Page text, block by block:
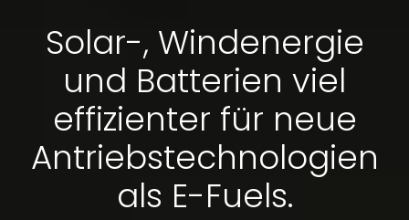
Solar-, Windenergie
und Batterien viel
effizienter für neue
Antriebstechnologien
als E-Fuels.